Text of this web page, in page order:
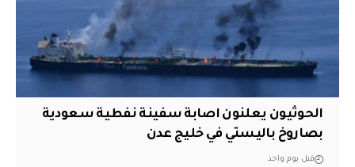
الحوثيون يعلنون اصابة سفينة نفطية سعودية
بصاروخ باليستي في خليج عدن
قبل يوم واحد